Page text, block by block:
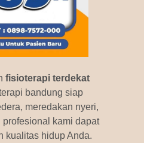
fisioterapi terdekat
bandung siap
meredakan nyeri,
kami dapat
kualitas hidup Anda.